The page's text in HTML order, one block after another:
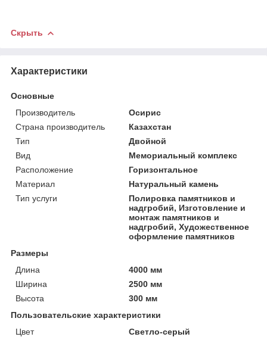
Скрыть
Характеристики
Основные
Производитель
Осирис
Страна производитель
Казахстан
Тип
Двойной
Вид
Мемориальный комплекс
Расположение
Горизонтальное
Материал
Натуральный камень
Тип услуги
Полировка памятников и
надгробий, Изготовление и
монтаж памятников и
надгробий, Художественное
оформление памятников
Размеры
Длина
4000 мм
Ширина
2500 мм
Высота
300 мм
Пользовательские характеристики
Цвет
Светло-серый